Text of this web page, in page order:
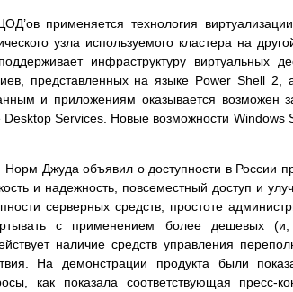
применяется технология
узла используемого кластера на
инфраструктуру виртуальных
представленных на языке Power Shell
и приложениям оказывается возможен
Services. Новые возможности Windows
Джуда объявил о доступности в России
и надежность, повсеместный доступ и
серверных средств, простоте
с применением более дешевых (и,
наличие средств управления
На демонстрации продукта были
как показала соответствующая